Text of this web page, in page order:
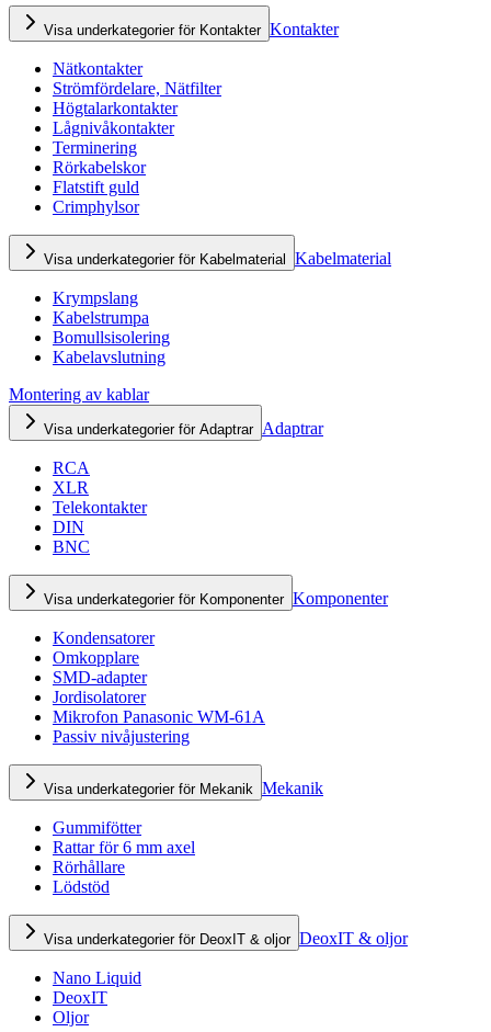
Visa underkategorier för Kontakter Kontakter
Nätkontakter
Strömfördelare, Nätfilter
Högtalarkontakter
Lågnivåkontakter
Terminering
Rörkabelskor
Flatstift guld
Crimphylsor
Visa underkategorier för Kabelmaterial Kabelmaterial
Krympslang
Kabelstrumpa
Bomullsisolering
Kabelavslutning
Montering av kablar
Visa underkategorier för Adaptrar Adaptrar
RCA
XLR
Telekontakter
DIN
BNC
Visa underkategorier för Komponenter Komponenter
Kondensatorer
Omkopplare
SMD-adapter
Jordisolatorer
Mikrofon Panasonic WM-61A
Passiv nivåjustering
Visa underkategorier för Mekanik Mekanik
Gummifötter
Rattar för 6 mm axel
Rörhållare
Lödstöd
Visa underkategorier för DeoxIT & oljor DeoxIT & oljor
Nano Liquid
DeoxIT
Oljor